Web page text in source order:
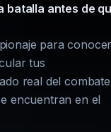
batalla antes de
para
tus
real del combate
encuentran en el